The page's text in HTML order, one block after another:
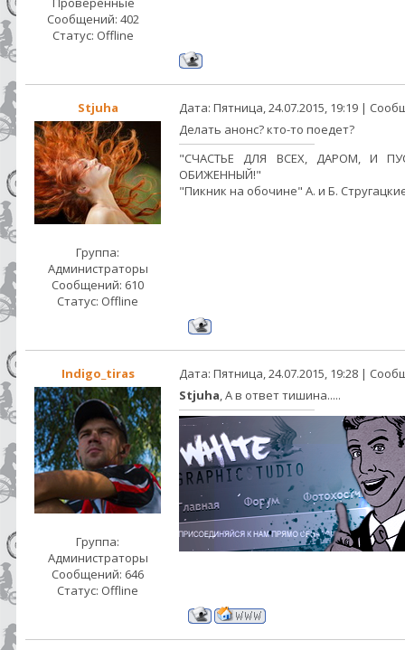
Сообщений: 402
Статус: Offline
Stjuha Дата: Пятница, 24.07.2015, 19:19 |
Группа:
Администраторы
Сообщений: 610
Статус: Offline
Делать анонс? кто-то поедет?
"СЧАСТЬЕ ДЛЯ ВСЕХ, ДАРОМ, И
ОБИЖЕННЫЙ!"
"Пикник на обочине" А. и Б.
Indigo_tiras Дата: Пятница, 24.07.2015, 19:28 |
Группа:
Администраторы
Сообщений: 646
Статус: Offline
Stjuha, А в ответ тишина.....